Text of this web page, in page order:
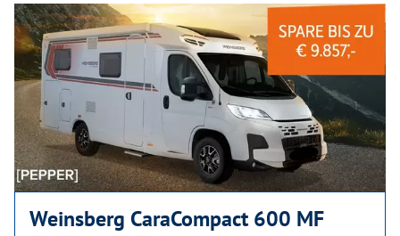
Weinsberg CaraCompact 600 MF